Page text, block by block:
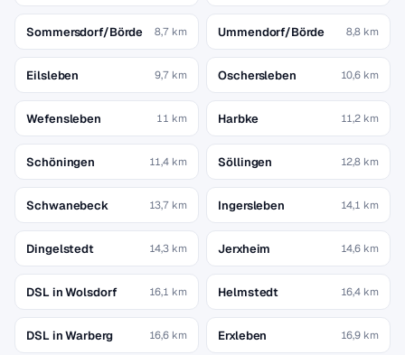
Sommersdorf/Börde 8,7 km Ummendorf/Börde 8,8 km
Eilsleben 9,7 km Oschersleben 10,6 km
Wefensleben 11 km Harbke 11,2 km
Schöningen 11,4 km Söllingen 12,8 km
Schwanebeck 13,7 km Ingersleben 14,1 km
Dingelstedt 14,3 km Jerxheim 14,6 km
DSL in Wolsdorf 16,1 km Helmstedt 16,4 km
DSL in Warberg 16,6 km Erxleben 16,9 km